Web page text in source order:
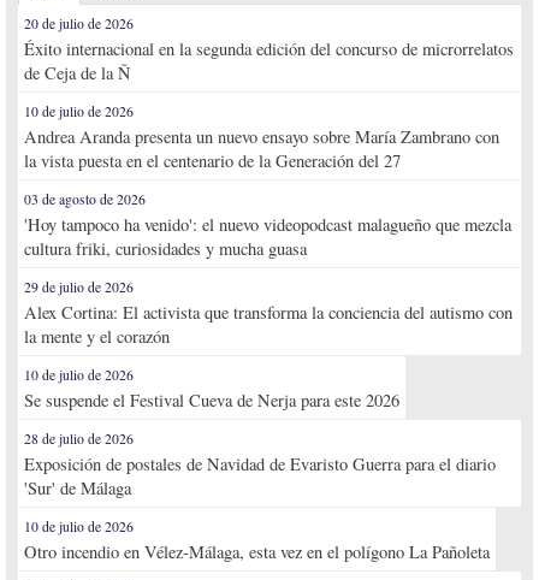
20 de julio de 2026
Éxito internacional en la segunda edición del concurso de microrrelatos
de Ceja de la Ñ
10 de julio de 2026
Andrea Aranda presenta un nuevo ensayo sobre María Zambrano con
la vista puesta en el centenario de la Generación del 27
03 de agosto de 2026
'Hoy tampoco ha venido': el nuevo videopodcast malagueño que mezcla
cultura friki, curiosidades y mucha guasa
29 de julio de 2026
Alex Cortina: El activista que transforma la conciencia del autismo con
la mente y el corazón
10 de julio de 2026
Se suspende el Festival Cueva de Nerja para este 2026
28 de julio de 2026
Exposición de postales de Navidad de Evaristo Guerra para el diario
'Sur' de Málaga
10 de julio de 2026
Otro incendio en Vélez-Málaga, esta vez en el polígono La Pañoleta